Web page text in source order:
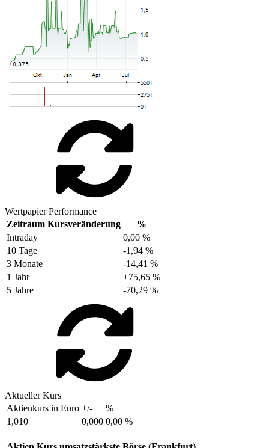
Wertpapier Performance
Zeitraum Kursveränderung
%
Intraday
0,00 %
10 Tage
-1,94 %
3 Monate
-14,41 %
1 Jahr
+75,65 %
5 Jahre
-70,29 %
Aktueller Kurs
Aktienkurs in Euro +/-
%
1,010
0,000 0,00 %